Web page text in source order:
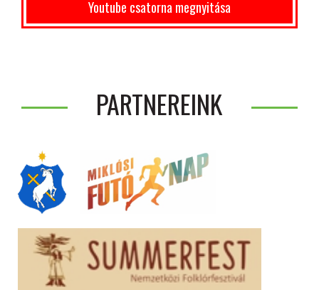
Youtube csatorna megnyitása
PARTNEREINK